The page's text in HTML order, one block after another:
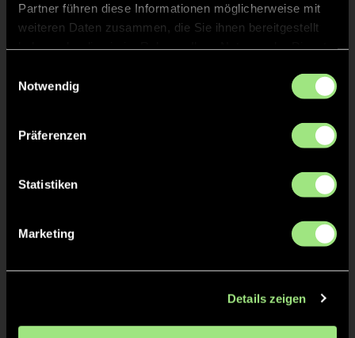
Partner führen diese Informationen möglicherweise mit
weiteren Daten zusammen, die Sie ihnen bereitgestellt
Notwendig
Präferenzen
Statistiken
Marketing
Details zeigen
TomE. 24
35'
NiklasE. 11